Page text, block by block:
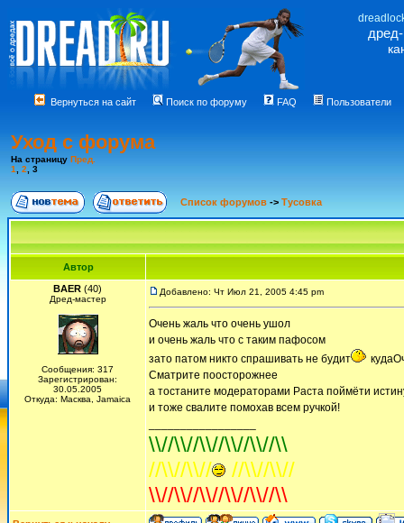
Вернуться на сайт Поиск по форуму FAQ Пользователи
Уход с форума
На страницу Пред.
1
2 3
Список форумов -> Тусовка
Автор
BAER (40)
Дред-мастер
Сообщения: 317
Зарегистрирован:
30.05.2005
Откуда: Масква, Jamaica
Добавлено: Чт Июл 21, 2005 4:45 pm
Очень жаль что очень ушол
и очень жаль что с таким пафосом
зато патом никто спрашивать не будит
Сматрите поосторожнее
а тостаните модераторами Раста поймёти
и тоже свалите помохав всем ручкой!
\\//\\//\\//\\//\\//\\
//\\//\\//
//\\//\\//
\\//\\//\\//\\//\\//\\